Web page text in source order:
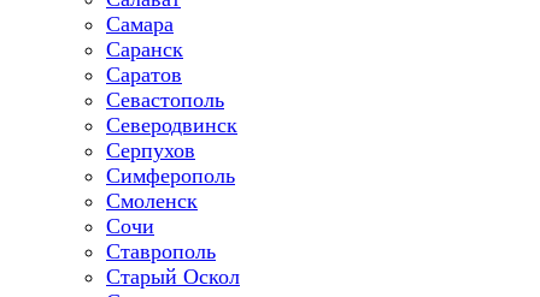
Самара
Саранск
Саратов
Севастополь
Северодвинск
Серпухов
Симферополь
Смоленск
Сочи
Ставрополь
Старый Оскол